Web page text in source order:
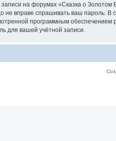
на форумах «Сказка о Золотом
не вправе спрашивать ваш пароль.
программным обеспечением
для вашей учётной записи.